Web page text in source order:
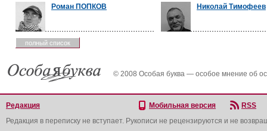
Роман ПОПКОВ Николай Тимофеев
полный список
© 2008 Особая буква — особое мнение об
Редакция Мобильная версия
RSS
Редакция в переписку не вступает. Рукописи не рецензируются и не